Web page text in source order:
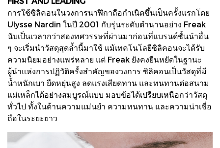
การใช้ซิลิคอนในวงการนาฬิกาถือกำเนิดขึ้นเป็นครั้งแรกโดย
Ulysse Nardin ในปี 2001 กับรุ่นระดับตำนานอย่าง Freak
นับเป็นเวลากว่าสองทศวรรษที่ผ่านมาก่อนที่แบรนด์ชั้นนำอื่น
ๆ จะเริ่มนำวัสดุสุดล้ำนี้มาใช้ แม้เทคโนโลยีซิลิคอนจะได้รับ
ความนิยมอย่างแพร่หลาย แต่ Freak ยังคงยืนหยัดในฐานะ
ผู้นำแห่งการปฏิวัติครั้งสำคัญของวงการ ซิลิคอนเป็นวัสดุที่มี
น้ำหนักเบา ยืดหยุ่นสูง ลดแรงเสียดทาน และทนทานต่อสนาม
แม่เหล็กได้อย่างสมบูรณ์แบบ มอบข้อได้เปรียบเหนือกว่าวัสดุ
ทั่วไป ทั้งในด้านความแม่นยำ ความทนทาน และความน่าเชื่อ
ถือในระยะยาว